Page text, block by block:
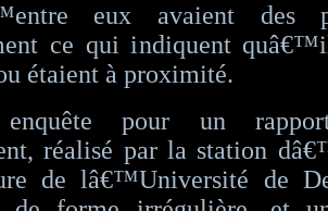
eux avaient des
ce qui indiquent
étaient à proximité.
pour un
réalisé par la station
de lâ€™Université de